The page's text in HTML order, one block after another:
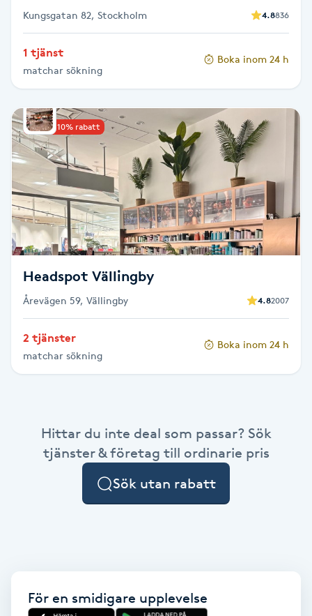
IPL hårborttagning
IR-massage
Japansk massage
K
K18
Katun fransar
Kemisk peeling
Keratinbehandling
Kinesisk medicin
Klippning & Slingor
Kungsgatan 82, Stockholm 4.8836
1 tjänst
matchar sökning
Boka inom 24 h
Upp till 10% rabatt
Headspot Vällingby
Årevägen 59, Vällingby 4.82007
2 tjänster
matchar sökning
Boka inom 24 h
Hittar du inte deal som passar? Sök
tjänster & företag till ordinarie pris
Sök utan rabatt
För en smidigare upplevelse